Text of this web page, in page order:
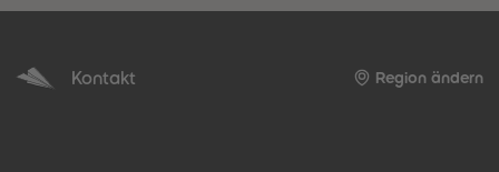
Kontakt Region ändern